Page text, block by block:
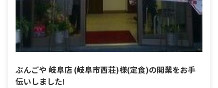
ぶんごや 岐阜店 (岐阜市西荘)様(定食)の開業をお手
伝いしました!